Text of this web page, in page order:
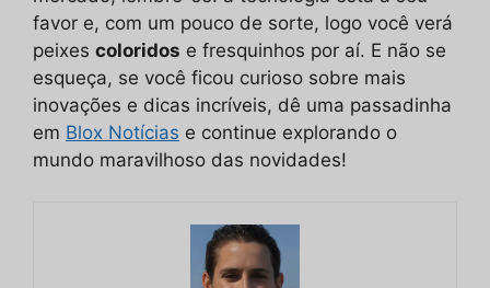
favor e, com um pouco de sorte, logo você verá
peixes coloridos e fresquinhos por aí. E não se
esqueça, se você ficou curioso sobre mais
inovações e dicas incríveis, dê uma passadinha
em Blox Notícias e continue explorando o
mundo maravilhoso das novidades!